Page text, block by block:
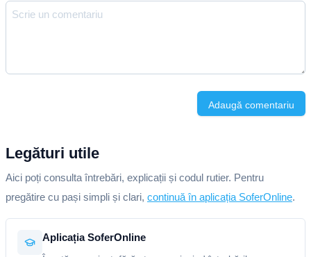
Adaugă comentariu
Legături utile
Aici poți consulta întrebări, explicații și codul rutier. Pentru
pregătire cu pași simpli și clari, continuă în aplicația SoferOnline.
Aplicația SoferOnline